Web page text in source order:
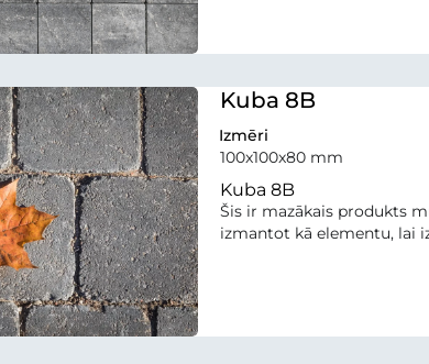
Kuba 8B
Izmēri
100x100x80 mm
Kuba 8B
Šis ir mazākais produkts
izmantot kā elementu, lai